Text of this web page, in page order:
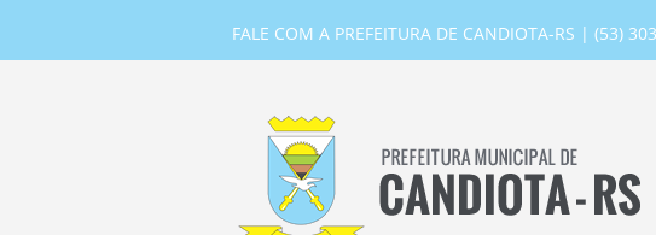
FALE COM A PREFEITURA DE CANDIOTA-RS | (53)